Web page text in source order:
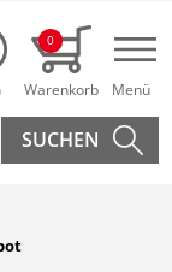
Login
0